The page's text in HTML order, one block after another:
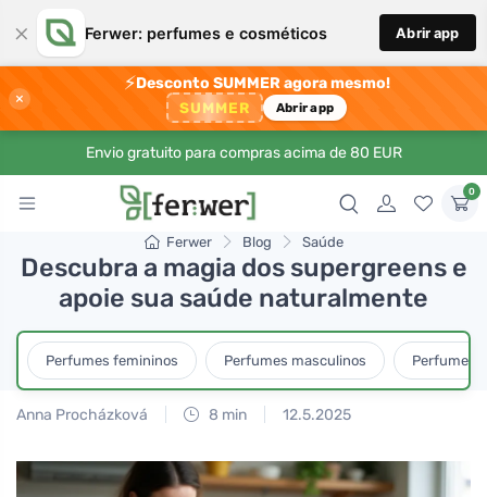
× Ferwer: perfumes e cosméticos Abrir app
×
⚡Desconto SUMMER agora mesmo!
SUMMER Abrir app
Envio gratuito para compras acima de 80 EUR
0
Ferwer Blog Saúde
Descubra a magia dos supergreens e
apoie sua saúde naturalmente
Perfumes femininos Perfumes masculinos Perfumes
Anna Procházková 8 min 12.5.2025